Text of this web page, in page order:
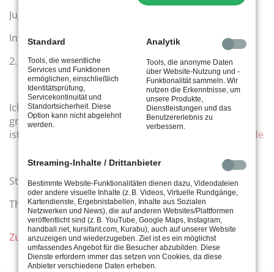
Jugend: Sebastian Georgi
Internet: Danijel Cubelic
2. Jugendwart: Alexander Zieschank
Ich bitte um Anmeldungen zur Versammlung, da bei
größerer Teilnehmerzahl ein größerer Ort notwendig
ist. Anmeldungen ab sofort an:
tennis@tus-stuttgart.de
Stuttgart, 29.09.2025
Thomas Hochgeschurtz
Zurück
Standard
Tools, die wesentliche
Services und Funktionen
ermöglichen, einschließlich
Identitätsprüfung,
Servicekontinuität und
Standortsicherheit. Diese
Option kann nicht abgelehnt
werden.
Analytik
Tools, die anonyme Daten
über Website-Nutzung und -
Funktionalität sammeln. Wir
nutzen die Erkenntnisse, um
unsere Produkte,
Dienstleistungen und das
Benutzererlebnis zu
verbessern.
Streaming-Inhalte / Drittanbieter
Bestimmte Website-Funktionalitäten dienen dazu, Videodateien
oder andere visuelle Inhalte (z. B. Videos, Virtuelle Rundgänge,
Kartendienste, Ergebnistabellen, Inhalte aus Sozialen
Netzwerken und News), die auf anderen Websites/Plattformen
veröffentlicht sind (z. B. YouTube, Google Maps, Instagram,
handball.net, kursifant.com, Kurabu), auch auf unserer Website
anzuzeigen und wiederzugeben. Ziel ist es ein möglichst
umfassendes Angebot für die Besucher abzubilden. Diese
Dienste erfordern immer das setzen von Cookies, da diese
Anbieter verschiedene Daten erheben.